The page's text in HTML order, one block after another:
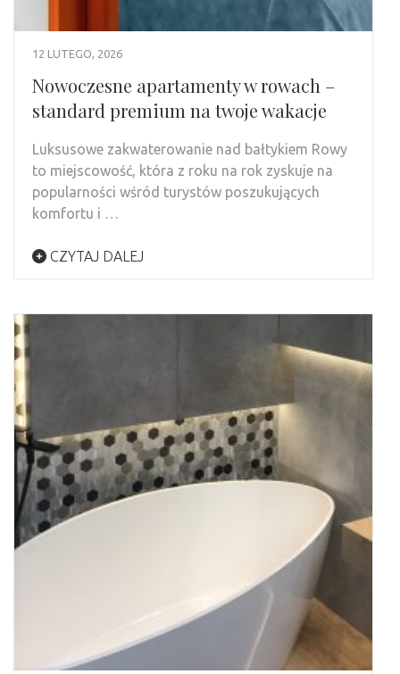
12 LUTEGO, 2026
Nowoczesne apartamenty w rowach –
standard premium na twoje wakacje
Luksusowe zakwaterowanie nad bałtykiem Rowy
to miejscowość, która z roku na rok zyskuje na
popularności wśród turystów poszukujących
komfortu i …
CZYTAJ DALEJ